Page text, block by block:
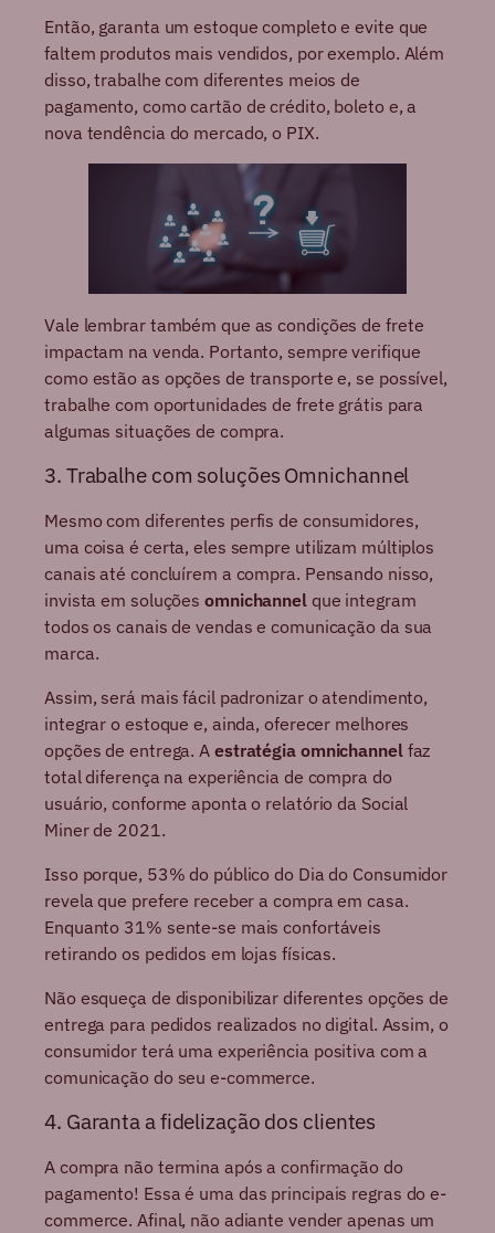
Então, garanta um estoque completo e evite que
faltem produtos mais vendidos, por exemplo. Além
disso, trabalhe com diferentes meios de
pagamento, como cartão de crédito, boleto e, a
nova tendência do mercado, o PIX.
Vale lembrar também que as condições de frete
impactam na venda. Portanto, sempre verifique
como estão as opções de transporte e, se possível,
trabalhe com oportunidades de frete grátis para
algumas situações de compra.
3. Trabalhe com soluções Omnichannel
Mesmo com diferentes perfis de consumidores,
uma coisa é certa, eles sempre utilizam múltiplos
canais até concluírem a compra. Pensando nisso,
invista em soluções omnichannel que integram
todos os canais de vendas e comunicação da sua
marca.
Assim, será mais fácil padronizar o atendimento,
integrar o estoque e, ainda, oferecer melhores
opções de entrega. A estratégia omnichannelfaz
total diferença na experiência de compra do
usuário, conforme aponta o relatório da Social
Miner de 2021.
Isso porque, 53% do público do Dia do Consumidor
revela que prefere receber a compra em casa.
Enquanto 31% sente-se mais confortáveis
retirando os pedidos em lojas físicas.
Não esqueça de disponibilizar diferentes opções de
entrega para pedidos realizados no digital. Assim, o
consumidor terá uma experiência positiva com a
comunicação do seu e-commerce.
4. Garanta a fidelização dos clientes
A compra não termina após a confirmação do
pagamento! Essa é uma das principais regras do e-
commerce. Afinal, não adiante vender apenas um